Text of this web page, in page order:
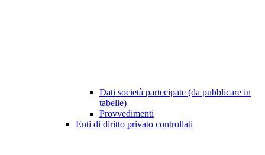
Dati società partecipate (da pubblicare in
tabelle)
Provvedimenti
Enti di diritto privato controllati